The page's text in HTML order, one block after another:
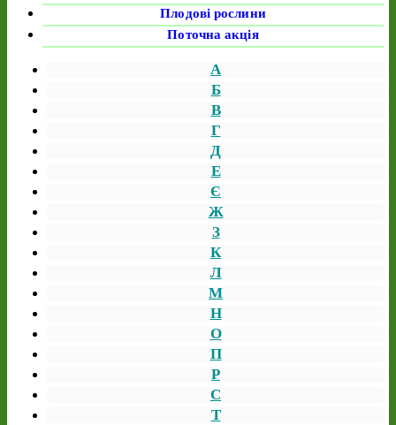
Плодові рослини
Поточна акція
А
Б
В
Г
Д
Е
Є
Ж
З
К
Л
М
Н
О
П
Р
С
Т